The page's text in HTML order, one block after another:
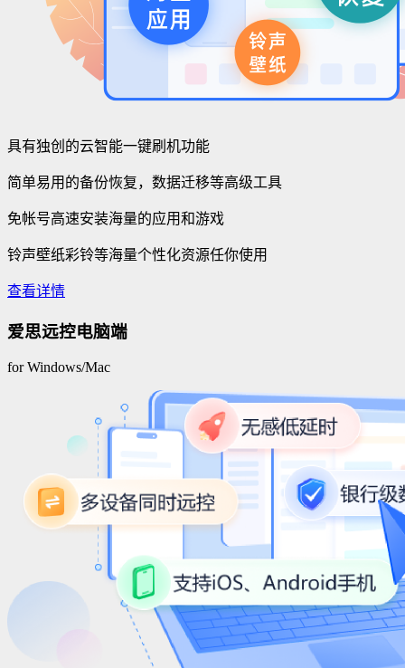
具有独创的云智能一键刷机功能
简单易用的备份恢复，数据迁移等高级工具
免帐号高速安装海量的应用和游戏
铃声壁纸彩铃等海量个性化资源任你使用
查看详情
爱思远控电脑端
for Windows/Mac